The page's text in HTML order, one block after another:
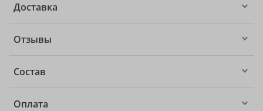
Доставка
Отзывы
Состав
Оплата